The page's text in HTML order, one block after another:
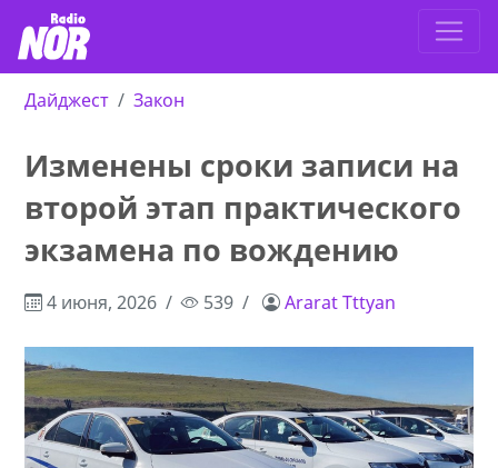
Дайджест Закон
Изменены сроки записи на
второй этап практического
экзамена по вождению
4 июня, 2026 539 Ararat Tttyan